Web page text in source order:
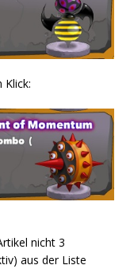
nicht 3
aus der Liste